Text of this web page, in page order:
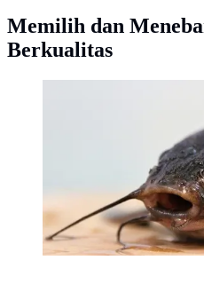
Memilih dan
Berkualitas
Ilustrasi Ikan Lele/Image